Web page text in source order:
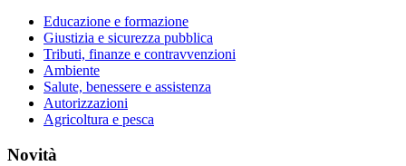
Educazione e formazione
Giustizia e sicurezza pubblica
Tributi, finanze e contravvenzioni
Ambiente
Salute, benessere e assistenza
Autorizzazioni
Agricoltura e pesca
Novità